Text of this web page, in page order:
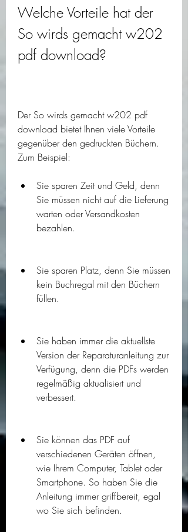
Welche Vorteile hat der
So wirds gemacht w202
pdf download?
Der So wirds gemacht w202 pdf
download bietet Ihnen viele Vorteile
gegenüber den gedruckten Büchern.
Zum Beispiel:
Sie sparen Zeit und Geld, denn
Sie müssen nicht auf die Lieferung
warten oder Versandkosten
bezahlen.
Sie sparen Platz, denn Sie müssen
kein Buchregal mit den Büchern
füllen.
Sie haben immer die aktuellste
Version der Reparaturanleitung zur
Verfügung, denn die PDFs werden
regelmäßig aktualisiert und
verbessert.
Sie können das PDF auf
verschiedenen Geräten öffnen,
wie Ihrem Computer, Tablet oder
Smartphone. So haben Sie die
Anleitung immer griffbereit, egal
wo Sie sich befinden.